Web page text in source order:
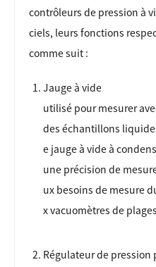
contrôleurs de pression à
ciels, leurs fonctions
comme suit :
Jauge à vide
utilisé pour mesurer
des échantillons
e jauge à vide à
une précision de
ux besoins de mesure
x vacuomètres de
Régulateur de pression